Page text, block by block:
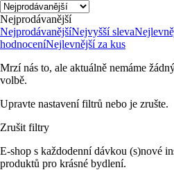
Nejprodávanější
NejprodávanějšíNejvyšší sleva
hodnoceníNejlevnější za kus
Mrzí nás to, ale aktuálně nemáme
volbě.
Upravte nastavení filtrů nebo je zrušte.
Zrušit filtry
E-shop s každodenní dávkou (s)nové
produktů pro krásné bydlení.